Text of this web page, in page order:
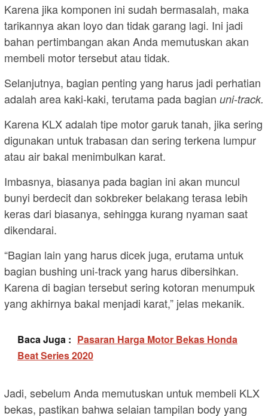
Karena jika komponen ini sudah bermasalah, maka
tarikannya akan loyo dan tidak garang lagi. Ini jadi
bahan pertimbangan akan Anda memutuskan akan
membeli motor tersebut atau tidak.
Selanjutnya, bagian penting yang harus jadi perhatian
adalah area kaki-kaki, terutama pada bagian uni-track.
Karena KLX adalah tipe motor garuk tanah, jika sering
digunakan untuk trabasan dan sering terkena lumpur
atau air bakal menimbulkan karat.
Imbasnya, biasanya pada bagian ini akan muncul
bunyi berdecit dan sokbreker belakang terasa lebih
keras dari biasanya, sehingga kurang nyaman saat
dikendarai.
“Bagian lain yang harus dicek juga, erutama untuk
bagian bushing uni-track yang harus dibersihkan.
Karena di bagian tersebut sering kotoran menumpuk
yang akhirnya bakal menjadi karat,” jelas mekanik.
Baca Juga : Pasaran Harga Motor Bekas Honda
Beat Series 2020
Jadi, sebelum Anda memutuskan untuk membeli KLX
bekas, pastikan bahwa selaian tampilan body yang